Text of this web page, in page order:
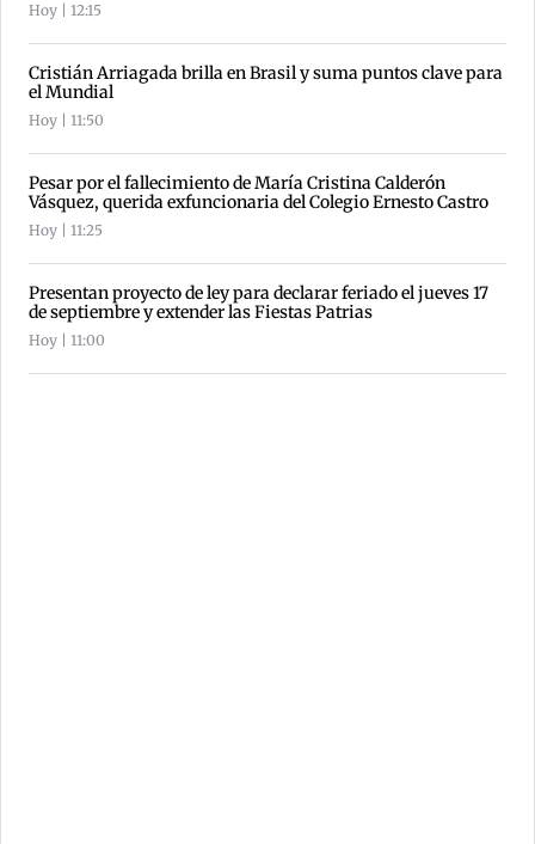
Hoy | 12:15
Cristián Arriagada brilla en Brasil y suma puntos clave para
el Mundial
Hoy | 11:50
Pesar por el fallecimiento de María Cristina Calderón
Vásquez, querida exfuncionaria del Colegio Ernesto Castro
Hoy | 11:25
Presentan proyecto de ley para declarar feriado el jueves 17
de septiembre y extender las Fiestas Patrias
Hoy | 11:00